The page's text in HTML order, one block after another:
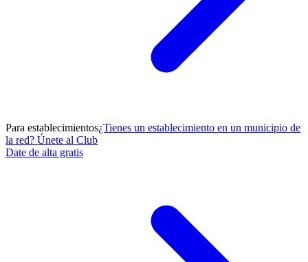
Para establecimientos¿Tienes un establecimiento en un municipio de
la red? Únete al Club
Date de alta gratis